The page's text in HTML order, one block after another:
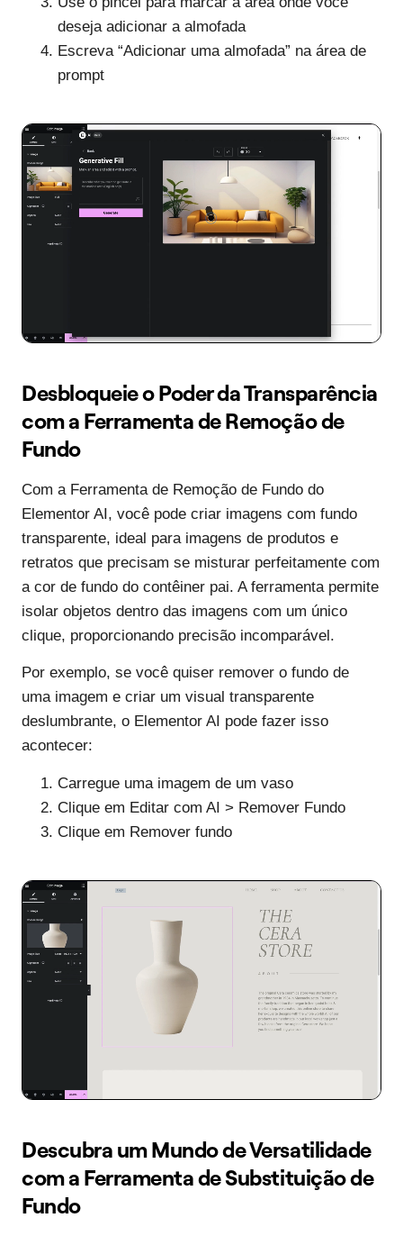
deseja adicionar a almofada
Escreva “Adicionar uma almofada” na área de
prompt
Desbloqueie o Poder da Transparência
com a Ferramenta de Remoção de
Fundo
Com a Ferramenta de Remoção de Fundo do
Elementor AI, você pode criar imagens com fundo
transparente, ideal para imagens de produtos e
retratos que precisam se misturar perfeitamente com
a cor de fundo do contêiner pai. A ferramenta permite
isolar objetos dentro das imagens com um único
clique, proporcionando precisão incomparável.
Por exemplo, se você quiser remover o fundo de
uma imagem e criar um visual transparente
deslumbrante, o Elementor AI pode fazer isso
acontecer:
Carregue uma imagem de um vaso
Clique em Editar com AI > Remover Fundo
Clique em Remover fundo
Descubra um Mundo de Versatilidade
com a Ferramenta de Substituição de
Fundo